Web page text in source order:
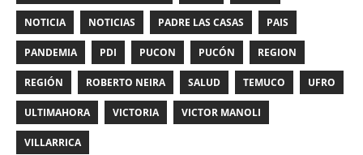
NOTICIA NOTICIAS PADRE LAS CASAS PAIS
PANDEMIA PDI PUCON PUCÓN REGION
REGIÓN ROBERTO NEIRA SALUD TEMUCO UFRO
ULTIMAHORA VICTORIA VICTOR MANOLI
VILLARRICA